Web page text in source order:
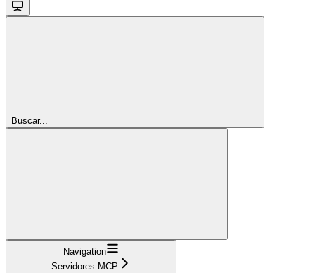
Buscar...
Navigation
Servidores MCP